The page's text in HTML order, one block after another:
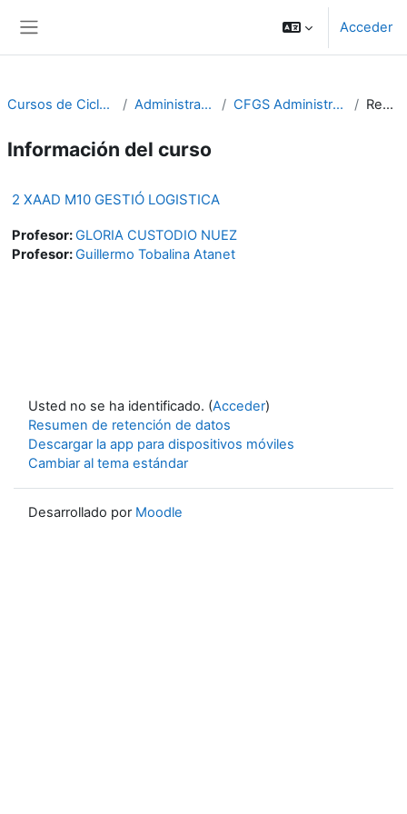
Acceder
Cursos de Cicles Formatius Administració i gestió CFGS Administració i finances Resumen
Información del curso
2 XAAD M10 GESTIÓ LOGISTICA
Profesor:GLORIA CUSTODIO NUEZ
Profesor:Guillermo Tobalina Atanet
Usted no se ha identificado. (Acceder)
Resumen de retención de datos
Descargar la app para dispositivos móviles
Cambiar al tema estándar
Desarrollado por Moodle